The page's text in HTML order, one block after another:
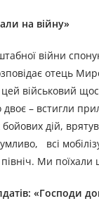
на війну»
війни
отець
цей військовий
двоє – встигли
бойових дій,
всі
північ. Ми
«Господи